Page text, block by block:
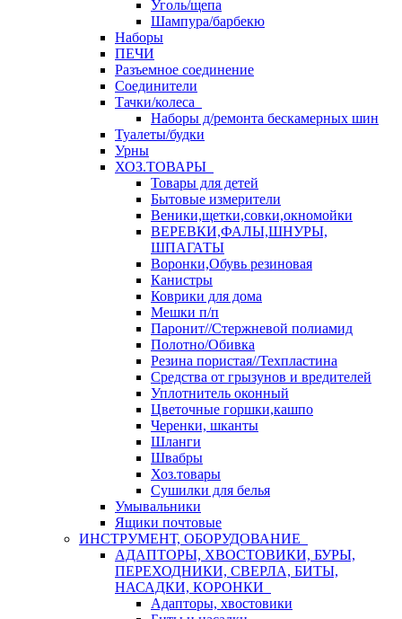
Уголь/щепа
Шампура/барбекю
Наборы
ПЕЧИ
Разъемное соединение
Соединители
Тачки/колеса
Наборы д/ремонта бескамерных шин
Туалеты/будки
Урны
ХОЗ.ТОВАРЫ
Товары для детей
Бытовые измерители
Веники,щетки,совки,окномойки
ВЕРЕВКИ,ФАЛЫ,ШНУРЫ,
ШПАГАТЫ
Воронки,Обувь резиновая
Канистры
Коврики для дома
Мешки п/п
Паронит//Стержневой полиамид
Полотно/Обивка
Резина пористая//Техпластина
Средства от грызунов и вредителей
Уплотнитель оконный
Цветочные горшки,кашпо
Черенки, шканты
Шланги
Швабры
Хоз.товары
Сушилки для белья
Умывальники
Ящики почтовые
ИНСТРУМЕНТ, ОБОРУДОВАНИЕ
АДАПТОРЫ, ХВОСТОВИКИ, БУРЫ,
ПЕРЕХОДНИКИ, СВЕРЛА, БИТЫ,
НАСАДКИ, КОРОНКИ
Адапторы, хвостовики